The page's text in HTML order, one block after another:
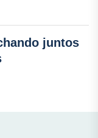
juntos